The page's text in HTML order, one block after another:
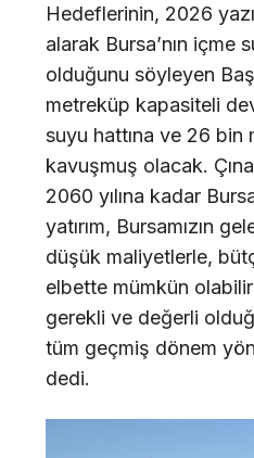
Hedeflerinin, 2026
alarak Bursa’nın
olduğunu söyleyen
metreküp kapasiteli
suyu hattına ve 26
kavuşmuş olacak.
2060 yılına kadar
yatırım, Bursamızın
düşük maliyetlerle,
elbette mümkün
gerekli ve değerli
tüm geçmiş dönem
dedi.